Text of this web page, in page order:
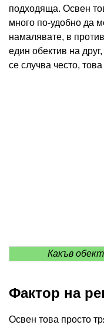
подходяща. Освен
много по-удобно да
намалявате, в
един обектив на
се случва често,
Какъв
Фактор на
Освен това просто